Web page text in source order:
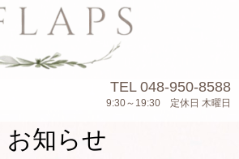
TEL 048-950-8588
9:30～19:30 定休日 木曜日
お知らせ